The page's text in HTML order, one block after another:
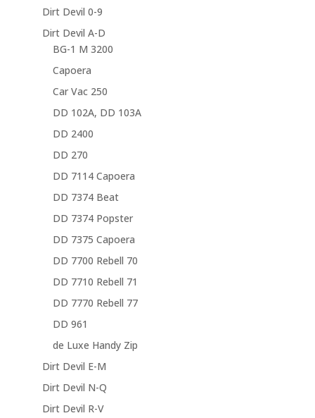
Dirt Devil 0-9
Dirt Devil A-D
BG-1 M 3200
Capoera
Car Vac 250
DD 102A, DD 103A
DD 2400
DD 270
DD 7114 Capoera
DD 7374 Beat
DD 7374 Popster
DD 7375 Capoera
DD 7700 Rebell 70
DD 7710 Rebell 71
DD 7770 Rebell 77
DD 961
de Luxe Handy Zip
Dirt Devil E-M
Dirt Devil N-Q
Dirt Devil R-V